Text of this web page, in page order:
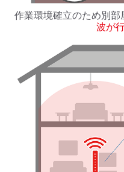
作業環境確立のため別部
波が